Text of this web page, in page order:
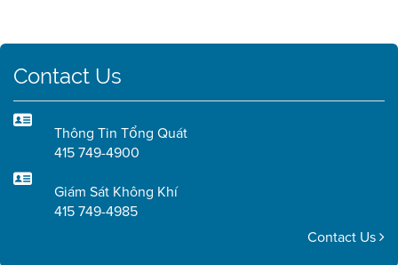
Contact Us
Thông Tin Tổng Quát
415 749-4900
Giám Sát Không Khí
415 749-4985
Contact Us